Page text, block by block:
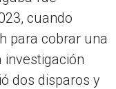
cuando
para cobrar una
investigación
dos disparos y